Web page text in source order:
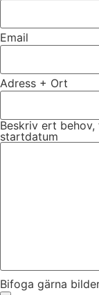
Email
Adress + Ort
Beskriv ert
startdatum
Bifoga gärna